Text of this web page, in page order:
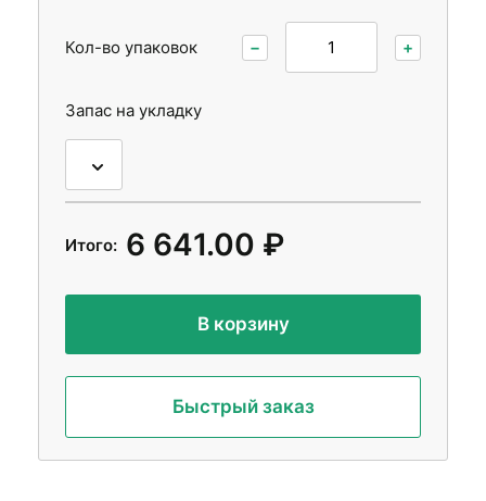
Кол-во упаковок − +
Запас на укладку
Итого: 6 641.00 ₽
В корзину
Быстрый заказ